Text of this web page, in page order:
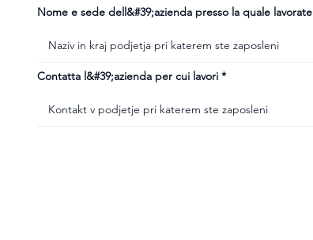
Nome e sede dell&#39;azienda presso la quale lavorate
Contatta l&#39;azienda per cui lavori